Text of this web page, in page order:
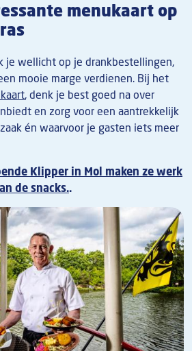
menukaart op
je wellicht op je drankbestellingen,
mooie marge verdienen. Bij het
, denk je best goed na over
en zorg voor een aantrekkelijk
én waarvoor je gasten iets meer
Klipper in Mol maken ze werk
de snacks..